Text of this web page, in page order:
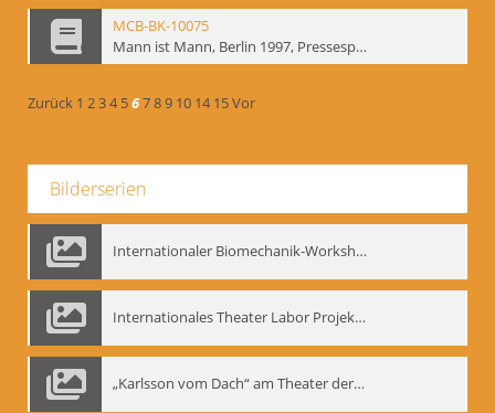
MCB-BK-10075
Mann ist Mann, Berlin 1997, Pressespiegel - interne Signatur: BM-prt-262-23
Zurück 1 234 56789 10 14 15Vor
Bilderserien
Internationaler Biomechanik-Workshop, Moskau 1993
Internationales Theater Labor Projekt: Play Don Juan
„Karlsson vom Dach“ am Theater der Satire, Moskau 1985